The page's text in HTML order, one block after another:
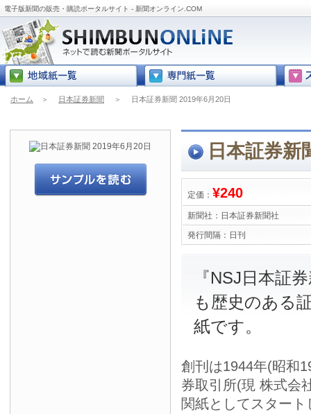
電子版新聞の販売・購読ポータルサイト - 新聞オンライン.COM
ホーム ＞ 日本証券新聞 ＞ 日本証券新聞 2019年6月20日
日本証券新
定価： ¥240
新聞社： 日本証券新聞社
発行間隔： 日刊
『NSJ日本証
も歴史のある
紙です。
創刊は1944年(昭和
券取引所(現 株式会
関紙としてスター